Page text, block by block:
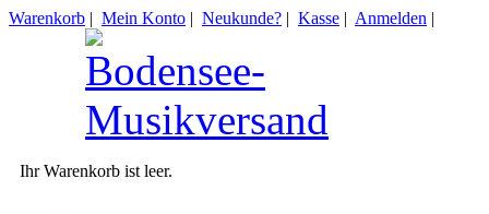
Warenkorb | Mein Konto | Neukunde? | Kasse | Anmelden |
Ihr Warenkorb ist leer.